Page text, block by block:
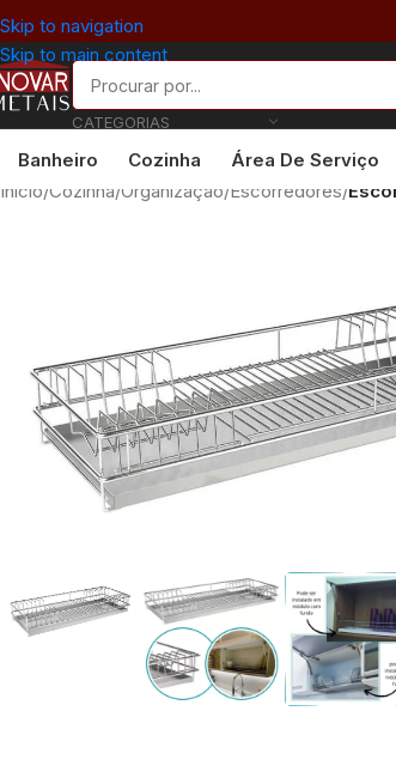
Skip to navigation
Skip to main content
CATEGORIAS
Banheiro Cozinha Área De Serviço
Início/Cozinha/Organização/Escorredores/